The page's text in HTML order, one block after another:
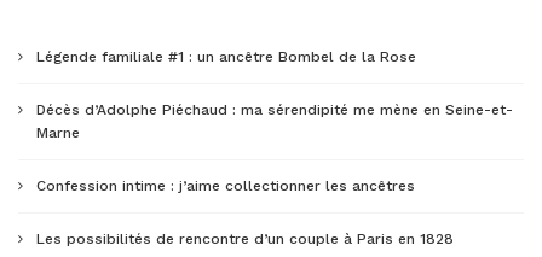
Légende familiale #1 : un ancêtre Bombel de la Rose
Décès d’Adolphe Piéchaud : ma sérendipité me mène en Seine-et-
Marne
Confession intime : j’aime collectionner les ancêtres
Les possibilités de rencontre d’un couple à Paris en 1828